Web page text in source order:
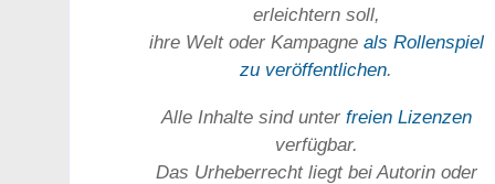
erleichtern soll,
ihre Welt oder Kam­pagne als Rollenspiel
zu ver­öffent­lichen.
Alle Inhalte sind unter freien Lizenzen
verfügbar.
Das Urheber­recht liegt bei Autorin oder